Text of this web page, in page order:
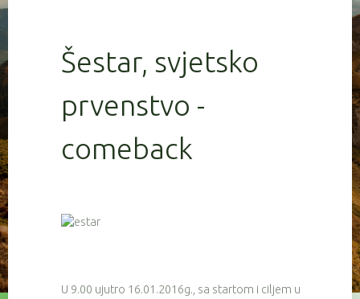
Šestar, svjetsko
prvenstvo -
comeback
U 9.00 ujutro 16.01.2016g., sa startom i ciljem u